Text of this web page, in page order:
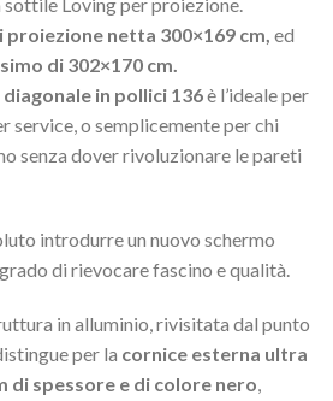
Loving per proiezione.
proiezione netta 300×169 cm, ed
di 302×170 cm.
in pollici 136è l’ideale per
service, o semplicemente per chi
senza dover rivoluzionare le pareti
introdurre un nuovo schermo
di rievocare fascino e qualità.
in alluminio, rivisitata dal punto
per la cornice esterna ultra
di spessore e di colore nero,